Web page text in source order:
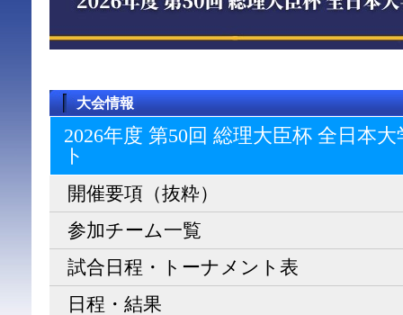
大会情報
2026年度 第50回 総理大臣杯 全日本
ト
開催要項（抜粋）
参加チーム一覧
試合日程・トーナメント表
日程・結果